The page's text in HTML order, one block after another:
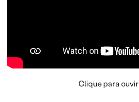
Clique para ouvir